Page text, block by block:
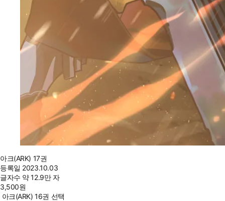
아크(ARK) 17권
등록일 2023.10.03
글자수 약 12.9만 자
3,500원
아크(ARK) 16권 선택